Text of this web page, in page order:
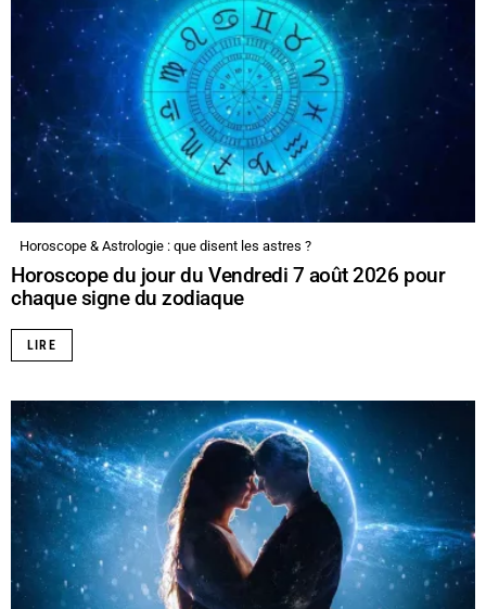
Horoscope & Astrologie : que disent les astres ?
Horoscope du jour du Vendredi 7 août 2026 pour
chaque signe du zodiaque
LIRE